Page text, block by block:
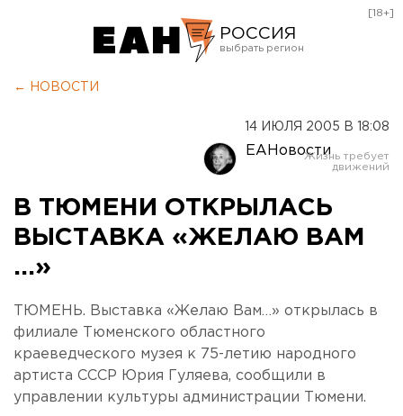
РОССИЯ
Оренбург
[18+]
← НОВОСТИ
14 ИЮЛЯ 2005 В 18:08
ЕАНовости
В ТЮМЕНИ ОТКРЫЛАСЬ
ВЫСТАВКА «ЖЕЛАЮ ВАМ
…»
ТЮМЕНЬ. Выставка «Желаю Вам…» открылась в
филиале Тюменского областного
краеведческого музея к 75-летию народного
артиста СССР Юрия Гуляева, сообщили в
управлении культуры администрации Тюмени.